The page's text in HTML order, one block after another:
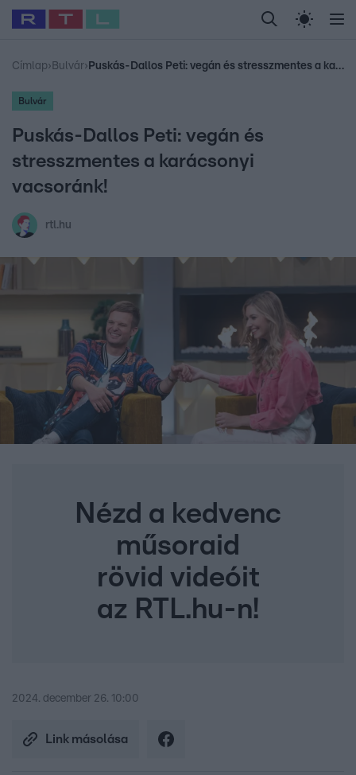
Legfrissebb RTL Híradó Randi Celeb vagyok,
Babits Marcella Most Wanted Gallusz
Címlap› Bulvár› Puskás-Dallos Peti: vegán és stresszmentes a karácsonyi vacsoránk!
Bulvár
Puskás-Dallos Peti: vegán és
stresszmentes a karácsonyi
vacsoránk!
rtl.hu
Nézd a kedvenc
műsoraid
rövid videóit
az RTL.hu-n!
2024. december 26. 10:00
Link másolása